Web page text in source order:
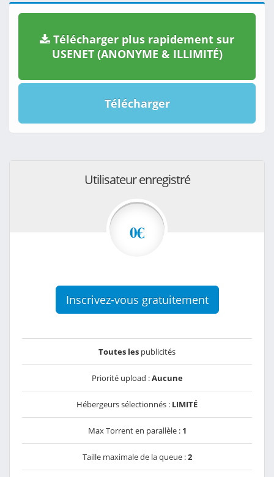
Télécharger plus rapidement sur
USENET (ANONYME & ILLIMITÉ)
Télécharger
Utilisateur enregistré
0€
Inscrivez-vous gratuitement
Toutes les publicités
Priorité upload :Aucune
Hébergeurs sélectionnés : LIMITÉ
Max Torrent en parallèle : 1
Taille maximale de la queue :2